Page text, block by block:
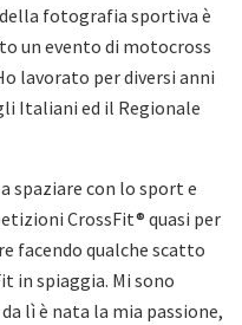
fotografia sportiva è
un evento di motocross
lavorato per diversi anni
Italiani ed il Regionale
spaziare con lo sport e
CrossFit® quasi per
facendo qualche scatto
in spiaggia. Mi sono
lì è nata la mia passione,